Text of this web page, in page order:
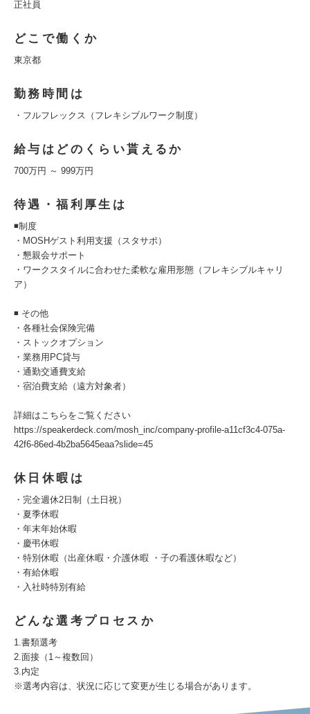
正社員
どこで働くか
東京都
勤務時間は
・フルフレックス（フレキシブルワーク制度）
給与はどのくらい貰えるか
700万円 ～ 999万円
待遇・福利厚生は
◾️制度
・MOSHゲスト利用支援（スタサポ）
・懇親会サポート
・ワークスタイルに合わせた柔軟な雇用形態（フレキシブルキャリ
ア）
◾️ その他
・各種社会保険完備
・ストックオプション
・業務用PC貸与
・通勤交通費支給
・宿泊費支給（遠方対象者）
詳細はこちらをご覧ください
https://speakerdeck.com/mosh_inc/company-profile-a11cf3c4-075a-
42f6-86ed-4b2ba5645eaa?slide=45
休日休暇は
・完全週休2日制（土日祝）
・夏季休暇
・年末年始休暇
・慶弔休暇
・特別休暇（出産休暇・介護休暇 ・子の看護休暇など）
・有給休暇
・入社時特別有給
どんな選考プロセスか
1.書類選考
2.面接（1～複数回）
3.内定
※選考内容は、状況に応じて変更が生じる場合があります。